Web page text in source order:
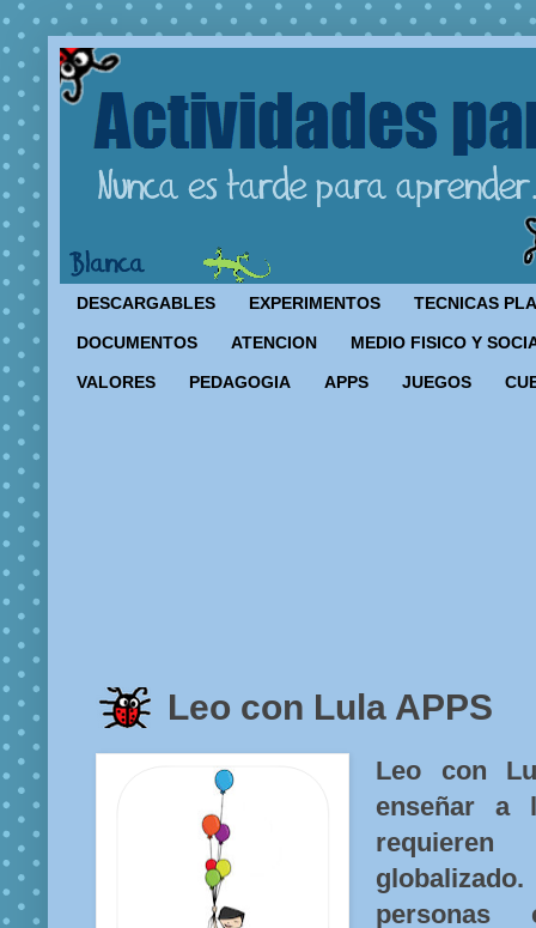
DESCARGABLES EXPERIMENTOS TECNICAS
DOCUMENTOS ATENCION MEDIO FISICO Y
VALORES PEDAGOGIA APPS JUEGOS
Leo con Lula APPS
Leo con
enseñar a
personas